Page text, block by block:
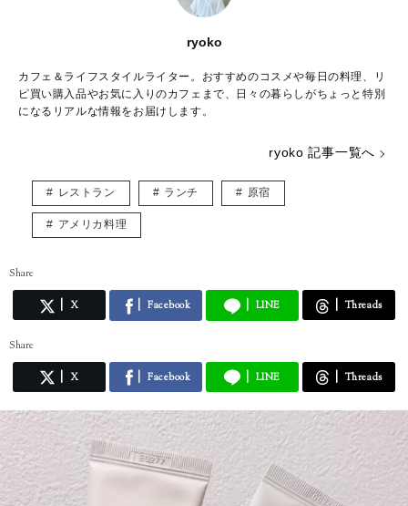
ryoko
カフェ＆ライフスタイルライター。おすすめのコスメや毎日の料理、リ
ピ買い購入品やお気に入りのカフェまで、日々の暮らしがちょっと特別
になるリアルな情報をお届けします。
ryoko 記事一覧へ
レストラン ランチ 原宿
アメリカ料理
Share
X Facebook LINE Threads
Share
X Facebook LINE Threads